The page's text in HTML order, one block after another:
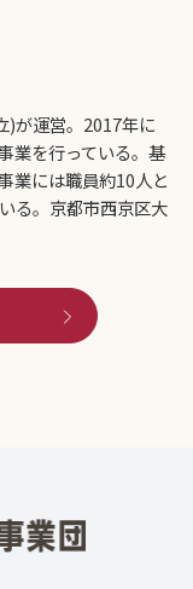
)が運営。2017年に
業を行っている。基
業には職員約10人と
る。京都市西京区大